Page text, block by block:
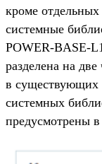
кроме
системные
POWER-BASE-
разделена на
в существующих
системных
предусмотрены